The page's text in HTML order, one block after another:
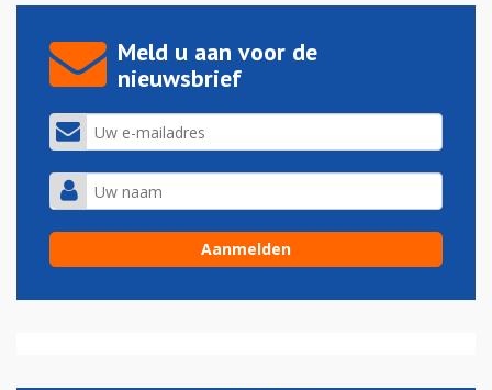
Meld u aan voor de
nieuwsbrief